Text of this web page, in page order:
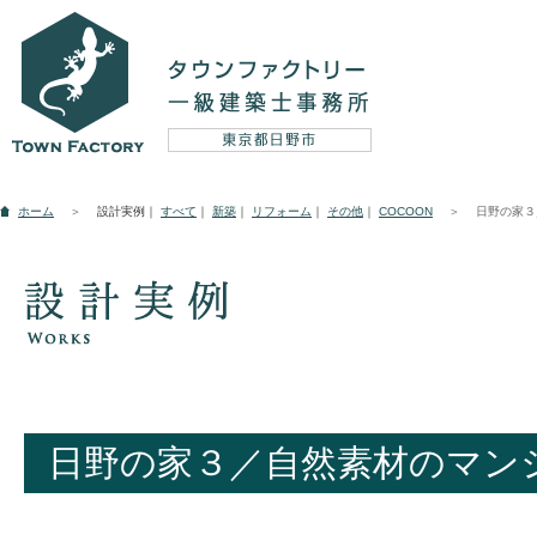
設計実例
新築 リフォーム
コンセプト
ホーム ＞ 設計実例｜ すべて ｜ 新築 ｜ リフォーム ｜ その他 ｜ COCOON ＞ 日野の家
日野の家３／自然素材のマ